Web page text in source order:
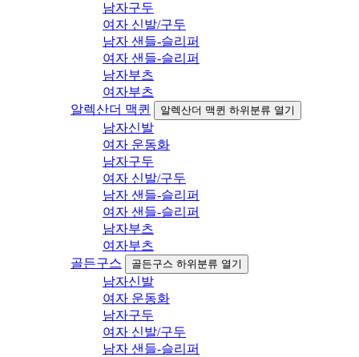
남자구두
여자 신발/구두
남자 샌들-슬리퍼
여자 샌들-슬리퍼
남자부츠
여자부츠
알렉산더 맥퀸
알렉산더 맥퀸 하위분류 열기
남자신발
여자 운동화
남자구두
여자 신발/구두
남자 샌들-슬리퍼
여자 샌들-슬리퍼
남자부츠
여자부츠
골든구스
골든구스 하위분류 열기
남자신발
여자 운동화
남자구두
여자 신발/구두
남자 샌들-슬리퍼